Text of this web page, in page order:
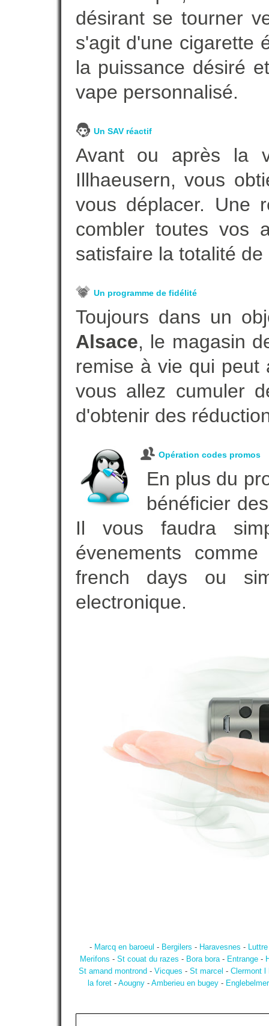
désirant se tourner
s'agit d'une cigarette
la puissance désiré
vape personnalisé.
Un SAV réactif
Avant ou après la
Illhaeusern, vous
vous déplacer. Une
combler toutes vos
satisfaire la totalité
Un programme de fidélité
Toujours dans un
Alsace, le magasin
remise à vie qui peut
vous allez cumuler
d'obtenir des
Opération codes promos
En plus du
bénéficier
Il vous faudra
évenements
french days ou
electronique.
- Marcq en baroeul - Bergilers - Haravesnes - Luttre
Merifons - St couat du razes - Bora bora- Entrange-
St amand montrond - Vicques - St marcel - Clermont l
la foret- Aougny- Amberieu en bugey- Englebelmer